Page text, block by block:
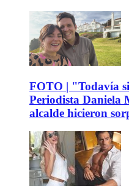
FOTO | "Todavía
Periodista Daniela
alcalde hicieron